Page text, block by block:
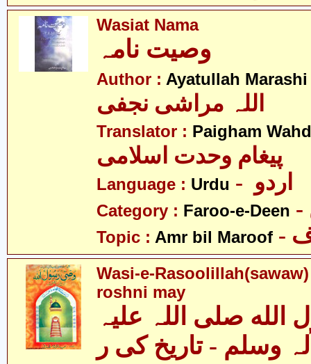
Wasiat Nama
وصیت نامہ
Author : Ayatullah
اللہ مراشی نجفی
Translator : Paigham
پیغام وحدت اسلامی
Language : Urdu
Category : Faroo-e-Deen
Topic : Amr bil Maroof
Wasi-e-
roshni may
صلی اللہ علیہ
وسلم - تاریخ کی ر